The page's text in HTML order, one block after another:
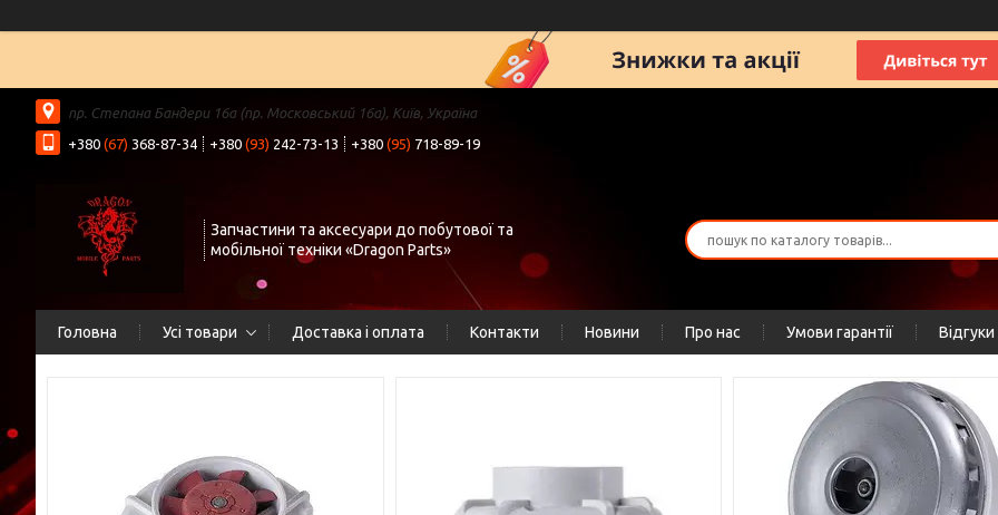
пр. Степана Бандери 16а (пр. Московський 16а), Київ, Україна
+380 (67) 368-87-34 +380 (93) 242-73-13 +380 (95) 718-89-19
Запчастини та аксесуари до побутової та
мобільної техніки «Dragon Parts»
Головна Усі товари Доставка і оплата Контакти Новини Про нас Умови гарантії Відгуки